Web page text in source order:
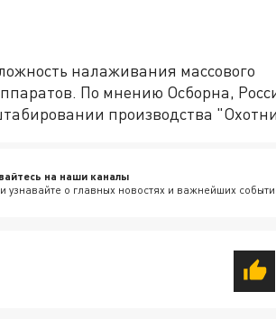
налаживания массового
По мнению Осборна,
производства
на наши каналы
узнавайте о главных новостях и важнейших